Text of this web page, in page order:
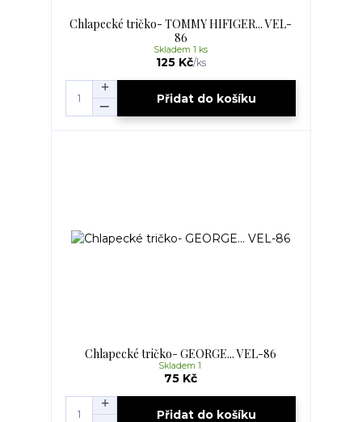
Chlapecké tričko- TOMMY HIFIGER... VEL-
86
125 Kč/ks
Skladem 1 ks
Přidat do košíku
Chlapecké tričko- GEORGE... VEL-86
75 Kč
Skladem 1
Přidat do košíku